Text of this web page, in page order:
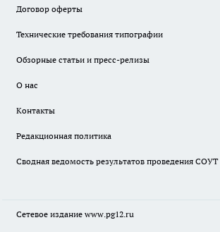
Договор оферты
Технические требования типографии
Обзорные статьи и пресс-релизы
О нас
Контакты
Редакционная политика
Сводная ведомость результатов проведения СОУТ
Сетевое издание www.pg12.ru